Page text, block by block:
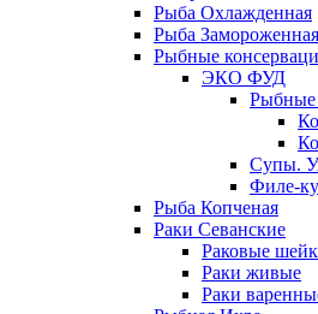
Рыба Охлажденная
Рыба Замороженная
Рыбные
ЭКО ФУД
Рыбные
Супы.
Филе-
Рыба Копченая
Раки Севанские
Раковые
Раки живые
Раки